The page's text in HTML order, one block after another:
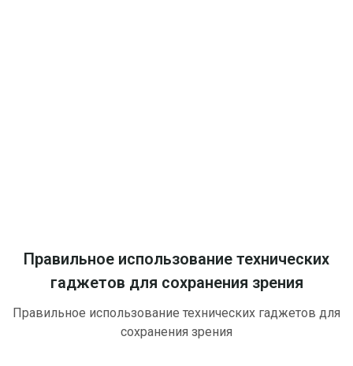
Правильное использование технических
гаджетов для сохранения зрения
Правильное использование технических гаджетов для
сохранения зрения